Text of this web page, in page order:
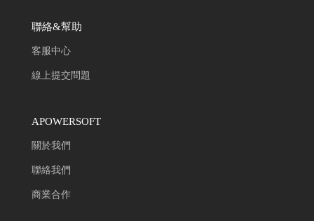
聯絡&幫助
客服中心
線上提交問題
APOWERSOFT
關於我們
聯絡我們
商業合作